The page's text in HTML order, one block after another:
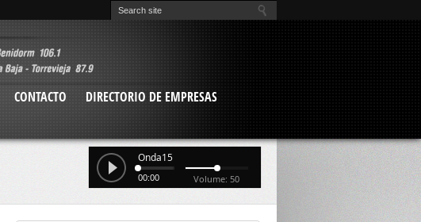
CONTACTO
DIRECTORIO DE EMPRESAS
Onda15
00:00 Volume: 50